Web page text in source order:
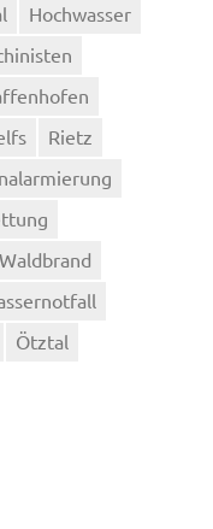
Hochwasser
Rietz
Waldbrand
Ötztal